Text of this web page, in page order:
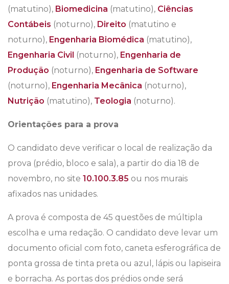
(matutino), Biomedicina (matutino), Ciências
Contábeis (noturno), Direito (matutino e
noturno), Engenharia Biomédica (matutino),
Engenharia Civil (noturno), Engenharia de
Produção (noturno), Engenharia de Software
(noturno), Engenharia Mecânica (noturno),
Nutrição (matutino), Teologia (noturno).
Orientações para a prova
O candidato deve verificar o local de realização da
prova (prédio, bloco e sala), a partir do dia 18 de
novembro, no site 10.100.3.85 ou nos murais
afixados nas unidades.
A prova é composta de 45 questões de múltipla
escolha e uma redação. O candidato deve levar um
documento oficial com foto, caneta esferográfica de
ponta grossa de tinta preta ou azul, lápis ou lapiseira
e borracha. As portas dos prédios onde será